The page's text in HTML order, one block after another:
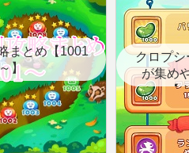
まとめ【1001
】
クロプ
が集め
【